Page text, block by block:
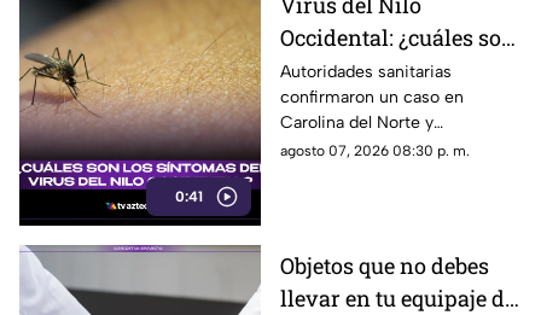
0:41
Occidental: ¿cuáles son
los síntomas tras una
picadura de mosquito?
Autoridades sanitarias
confirmaron un caso en
Carolina del Norte y
detectaron el virus en
agosto 07, 2026 08:30 p. m.
Objetos que no debes
llevar en tu equipaje de